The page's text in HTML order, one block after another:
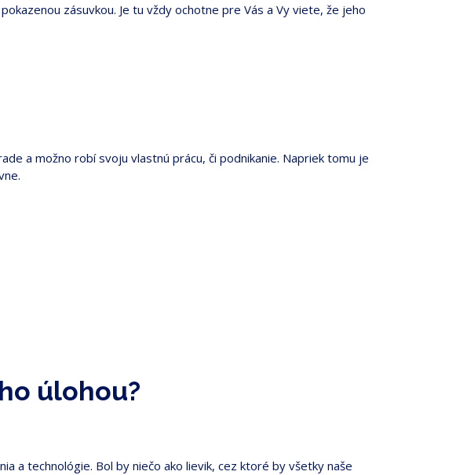
zásuvkou. Je tu vždy ochotne pre Vás a Vy viete, že jeho
a možno robí svoju vlastnú prácu, či podnikanie. Napriek tomu je
úlohou?
a technológie. Bol by niečo ako lievik, cez ktoré by všetky naše